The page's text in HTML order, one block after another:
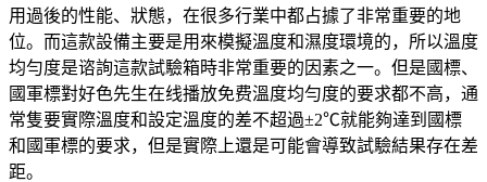
用過後的性能、狀態，在很多行業中都占據了非常重要的地
位。而這款設備主要是用來模擬溫度和濕度環境的，所以溫度
均勻度是谘詢這款試驗箱時非常重要的因素之一。但是國標、
國軍標對好色先生在线播放免费溫度均勻度的要求都不高，通
常隻要實際溫度和設定溫度的差不超過±2℃就能夠達到國標
和國軍標的要求，但是實際上還是可能會導致試驗結果存在差
距。